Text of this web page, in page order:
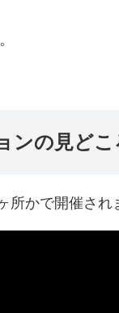
ンの見どこ
かで開催され